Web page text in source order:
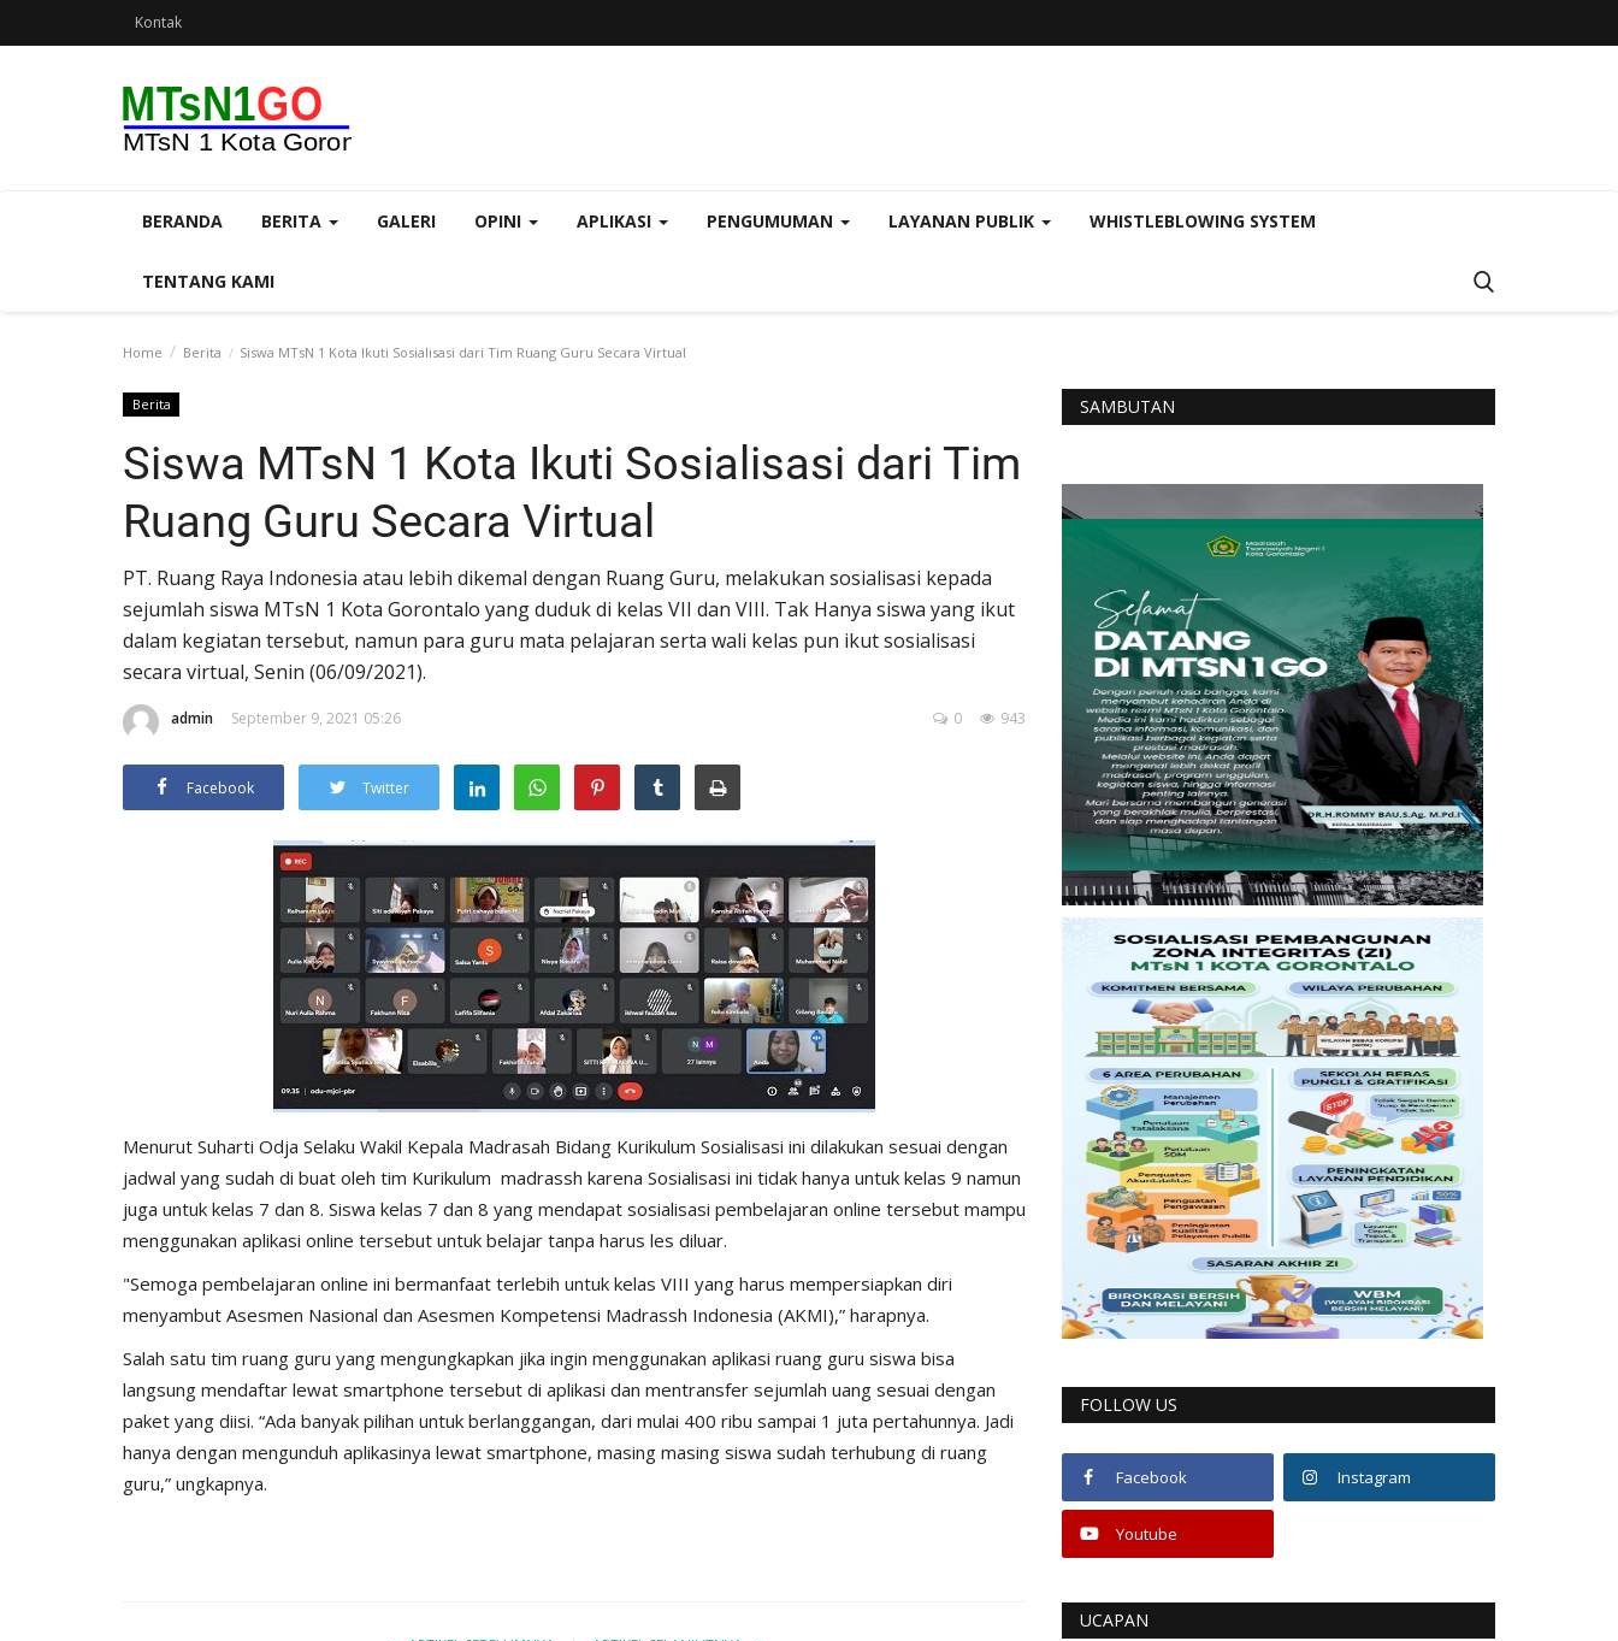
Kontak
BERANDA BERITA GALERI OPINI APLIKASI PENGUMUMAN LAYANAN PUBLIK WHISTLEBLOWING SYSTEM
TENTANG KAMI
Home Berita Siswa MTsN 1 Kota Ikuti Sosialisasi dari Tim Ruang Guru Secara Virtual
Berita
Siswa MTsN 1 Kota Ikuti Sosialisasi dari Tim
Ruang Guru Secara Virtual
PT. Ruang Raya Indonesia atau lebih dikemal dengan Ruang Guru, melakukan sosialisasi kepada
sejumlah siswa MTsN 1 Kota Gorontalo yang duduk di kelas VII dan VIII. Tak Hanya siswa yang ikut
dalam kegiatan tersebut, namun para guru mata pelajaran serta wali kelas pun ikut sosialisasi
secara virtual, Senin (06/09/2021).
admin September 9, 2021 05:26 943
0
Facebook Twitter
Menurut Suharti Odja Selaku Wakil Kepala Madrasah Bidang Kurikulum Sosialisasi ini dilakukan sesuai dengan
jadwal yang sudah di buat oleh tim Kurikulum madrassh karena Sosialisasi ini tidak hanya untuk kelas 9 namun
juga untuk kelas 7 dan 8. Siswa kelas 7 dan 8 yang mendapat sosialisasi pembelajaran online tersebut mampu
menggunakan aplikasi online tersebut untuk belajar tanpa harus les diluar.
"Semoga pembelajaran online ini bermanfaat terlebih untuk kelas VIII yang harus mempersiapkan diri
menyambut Asesmen Nasional dan Asesmen Kompetensi Madrassh Indonesia (AKMI),” harapnya.
Salah satu tim ruang guru yang mengungkapkan jika ingin menggunakan aplikasi ruang guru siswa bisa
langsung mendaftar lewat smartphone tersebut di aplikasi dan mentransfer sejumlah uang sesuai dengan
paket yang diisi. “Ada banyak pilihan untuk berlanggangan, dari mulai 400 ribu sampai 1 juta pertahunnya. Jadi
hanya dengan mengunduh aplikasinya lewat smartphone, masing masing siswa sudah terhubung di ruang
guru,” ungkapnya.
SAMBUTAN
FOLLOW US
Facebook Instagram
Youtube
UCAPAN